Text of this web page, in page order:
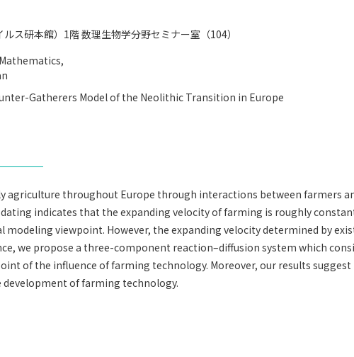
ルス研本館）1階 数理生物学分野セミナー室（104）
Gatherers Model of the Neolithic Transition in Europe
agriculture throughout Europe through interactions between farmers
indicates that the expanding velocity of farming is roughly
viewpoint. However, the expanding velocity determined by
we propose a three-component reaction–diffusion system which
of the influence of farming technology. Moreover, our results
of farming technology.